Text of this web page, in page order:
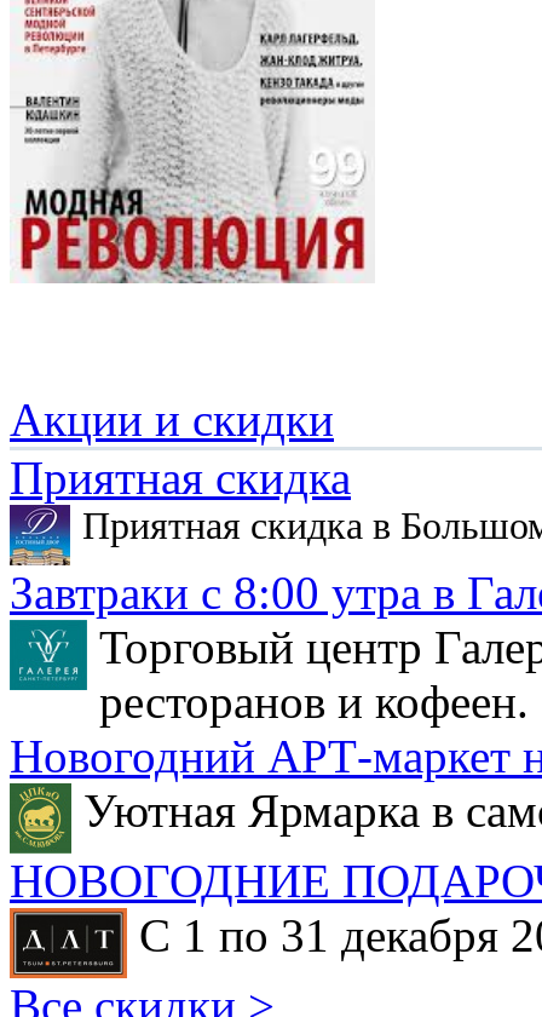
Акции и скидки
Приятная скидка
Приятная скидка в
Завтраки с 8:00 утра в
Торговый центр
ресторанов и кофеен.
Новогодний АРТ-маркет
Уютная Ярмарка в
НОВОГОДНИЕ
С 1 по 31 декабря
Все скидки >